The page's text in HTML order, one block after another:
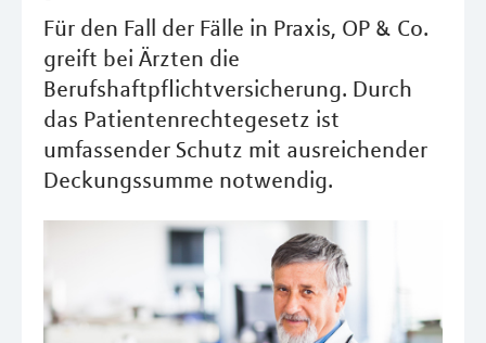
Für den Fall der Fälle in Praxis, OP & Co.
greift bei Ärzten die
Berufshaftpflichtversicherung. Durch
das Patientenrechtegesetz ist
umfassender Schutz mit ausreichender
Deckungssumme notwendig.